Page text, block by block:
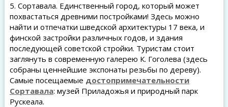
5. Сортавала. Единственный город, который может
похвастаться древними постройками! Здесь можно
найти и отпечатки шведской архитектуры 17 века, и
финской застройки различных годов, и здания
последующей советской стройки. Туристам стоит
заглянуть в современную галерею К. Гоголева (здесь
собраны ценнейшие экспонаты резьбы по дереву).
Самые посещаемые достопримечательности
Сортавала: музей Приладожья и природный парк
Рускеала.